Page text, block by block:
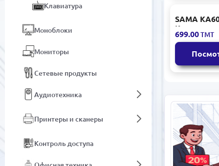
Клавиатура
Моноблоки
Мониторы
Сетевые продукты
Аудиотехника
Принтеры и сканеры
Контроль доступа
SAMA
Кулер для
процессора
трубок
699.00ТМТ